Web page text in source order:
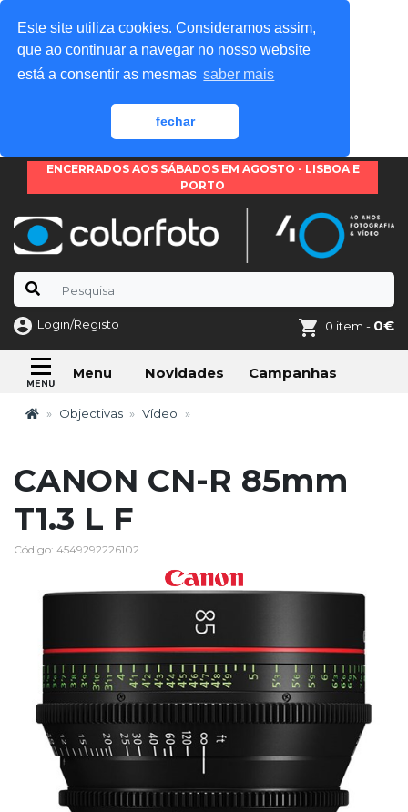
Este site utiliza cookies. Consideramos assim,
que ao continuar a navegar no nosso website
está a consentir as mesmas saber mais
fechar
ENCERRADOS AOS SÁBADOS EM AGOSTO - LISBOA E
PORTO
Login/Registo 0 item - 0€
Menu Novidades Campanhas
Objectivas Vídeo
CANON CN-R 85mm
T1.3 L F
Código: 4549292226102